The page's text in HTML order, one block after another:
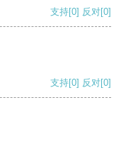
支持[0] 反对[0]
支持[0] 反对[0]